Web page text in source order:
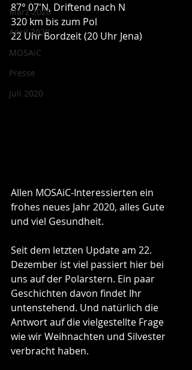
März 2020
April 2020
MOSAiC
Presse
Juli 2020
87° 07'N, Driftend nach N
320 km bis zum Pol
22 Uhr Bordzeit (20 Uhr Jena)
Allen MOSAiC-Interessierten ein
frohes neues Jahr 2020, alles Gute
und viel Gesundheit.
Seit dem letzten Update am 22.
Dezember ist viel passiert hier bei
uns auf der Polarstern. Ein paar
Geschichten davon findet Ihr
untenstehend. Und natürlich die
Antwort auf die vielgestellte Frage
wie wir Weihnachten und Silvester
verbracht haben.